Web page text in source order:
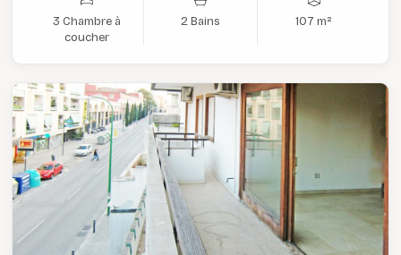
3 Chambre à
coucher
2 Bains 107 m²